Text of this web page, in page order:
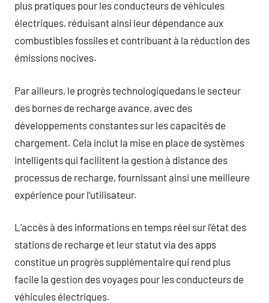
plus pratiques pour les conducteurs de véhicules
électriques, réduisant ainsi leur dépendance aux
combustibles fossiles et contribuant à la réduction des
émissions nocives.
Par ailleurs, le progrès technologiquedans le secteur
des bornes de recharge avance, avec des
développements constantes sur les capacités de
chargement. Cela inclut la mise en place de systèmes
intelligents qui facilitent la gestion à distance des
processus de recharge, fournissant ainsi une meilleure
expérience pour l’utilisateur.
L’accès à des informations en temps réel sur l’état des
stations de recharge et leur statut via des apps
constitue un progrès supplémentaire qui rend plus
facile la gestion des voyages pour les conducteurs de
véhicules électriques.